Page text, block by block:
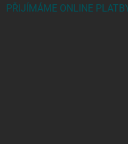
PŘIJÍMÁME ONLINE